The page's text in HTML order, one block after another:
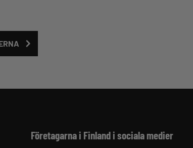
Företagarna i Finland i sociala medier